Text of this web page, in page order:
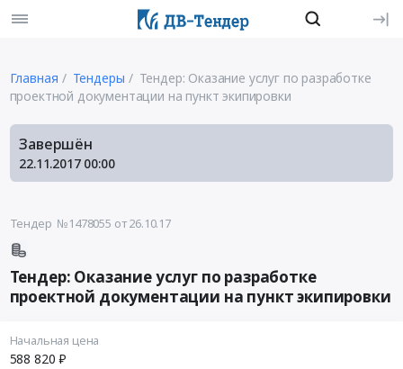
Главная Тендеры
Тендер: Оказание услуг по разработке
проектной документации на пункт экипировки
Завершён
22.11.2017 00:00
Тендер №1478055 от 26.10.17
Тендер: Оказание услуг по разработке
проектной документации на пункт экипировки
Начальная цена
588 820 ₽